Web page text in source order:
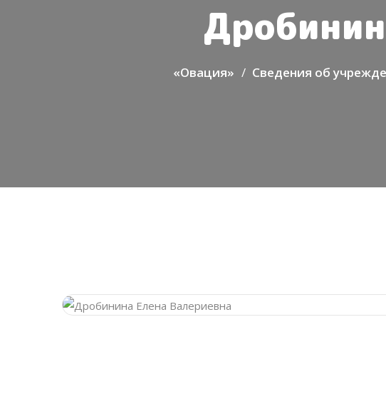
«Овация» Сведения об